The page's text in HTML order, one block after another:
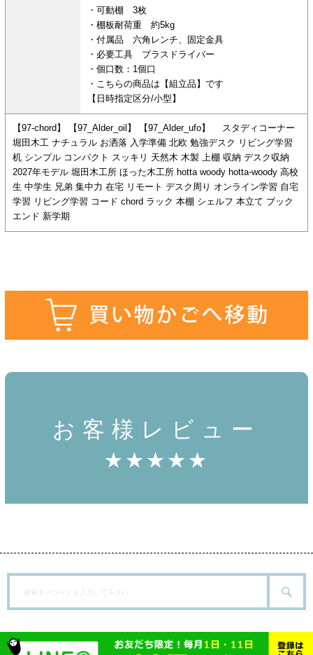
・可動棚 3枚
・棚板耐荷重 約5kg
・付属品 六角レンチ、固定金具
・必要工具 プラスドライバー
・個口数：1個口
・こちらの商品は【組立品】です
【日時指定区分/小型】
【97-chord】 【97_Alder_oil】 【97_Alder_ufo】 スタディコーナー
堀田木工 ナチュラル お洒落 入学準備 北欧 勉強デスク リビング学習
机 シンプル コンパクト スッキリ 天然木 木製 上棚 収納 デスク収納
2027年モデル 堀田木工所 ほった木工所 hotta woody hotta-woody 高校
生 中学生 兄弟 集中力 在宅 リモート デスク周り オンライン学習 自宅
学習 リビング学習 コード chord ラック 本棚 シェルフ 本立て ブック
エンド 新学期
お客様レビュー
★★★★★